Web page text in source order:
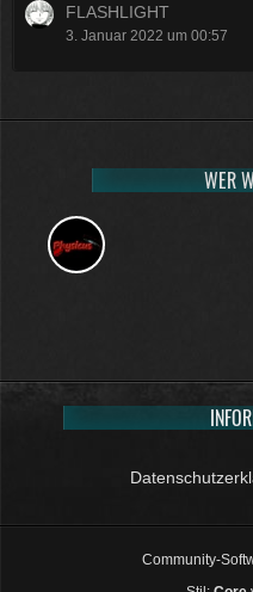
FLASHLIGHT
3. Januar 2022 um 00:57
WER
Community-